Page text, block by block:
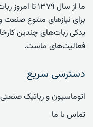
ما از سال ۱۳۷۹
برای نیازهای متنوع
یدکی ربات‌های چندین
فعالیت‌های ماست.
دسترسی سریع
اتوماسیون و رباتیک صنعتی
تماس با ما